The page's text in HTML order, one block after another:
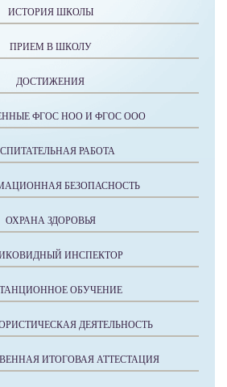
ИСТОРИЯ ШКОЛЫ
ПРИЕМ В ШКОЛУ
ДОСТИЖЕНИЯ
ФГОС НОО И ФГОС ООО
РАБОТА
БЕЗОПАСНОСТЬ
ОХРАНА ЗДОРОВЬЯ
ИНСПЕКТОР
ОБУЧЕНИЕ
ДЕЯТЕЛЬНОСТЬ
ИТОГОВАЯ АТТЕСТАЦИЯ